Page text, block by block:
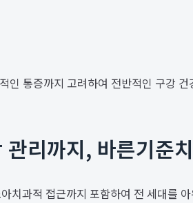
인 통증까지 고려하여 전반적인 구강
리까지, 바른기준
치과적 접근까지 포함하여 전 세대를